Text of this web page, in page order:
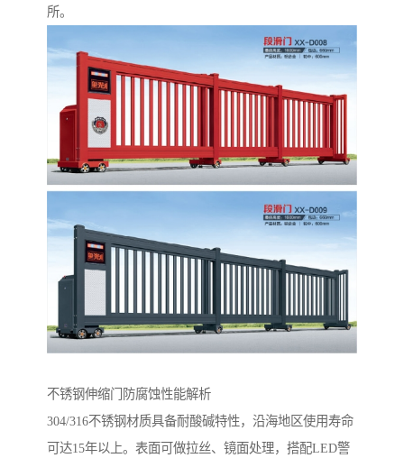
所。
不锈钢伸缩门防腐蚀性能解析‌
304/316不锈钢材质具备耐酸碱特性，沿海地区使用寿命
可达15年以上。表面可做拉丝、镜面处理，搭配LED警